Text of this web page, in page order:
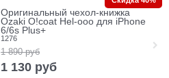
Оригинальный чехол-книжка
Ozaki O!coat Hel-ooo для iPhone
6/6s Plus+
1276
1 890 руб
1 130 руб